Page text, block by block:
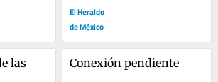
El Heraldo
de México
las
Conexión pendiente